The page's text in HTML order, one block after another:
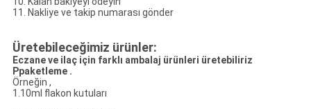
11. Nakliye ve takip numarası gönder
Üretebileceğimiz ürünler:
Eczane ve ilaç için farklı ambalaj ürünleri üretebiliriz
Ppaketleme .
Örneğin ,
1.10ml flakon kutuları